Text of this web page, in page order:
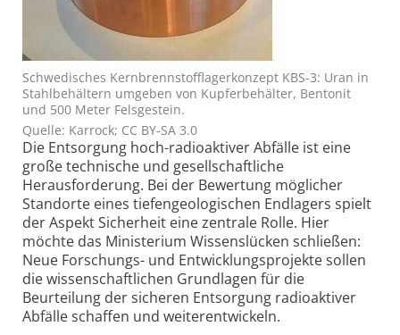
Schwe­di­sches Kern­brenn­stoff­lager­kon­zept KBS-3: Uran in
Stahl­behäl­tern um­ge­ben von Kupfer­behäl­ter, Ben­to­nit
und 500 Meter Fels­gestein.
Quelle: Karrock; CC BY-SA 3.0
Die Entsorgung hoch-radioaktiver Abfälle ist eine
große technische und gesellschaftliche
Herausforderung. Bei der Bewertung möglicher
Standorte eines tiefengeologischen Endlagers spielt
der Aspekt Sicherheit eine zentrale Rolle. Hier
möchte das Ministerium Wissenslücken schließen:
Neue Forschungs- und Entwicklungsprojekte sollen
die wissenschaftlichen Grundlagen für die
Beurteilung der sicheren Entsorgung radioaktiver
Abfälle schaffen und weiterentwickeln.